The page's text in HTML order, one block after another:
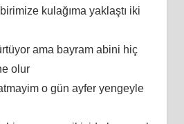
kulağıma yaklaştı iki
ama bayram abini hiç
olur
o gün ayfer yengeyle